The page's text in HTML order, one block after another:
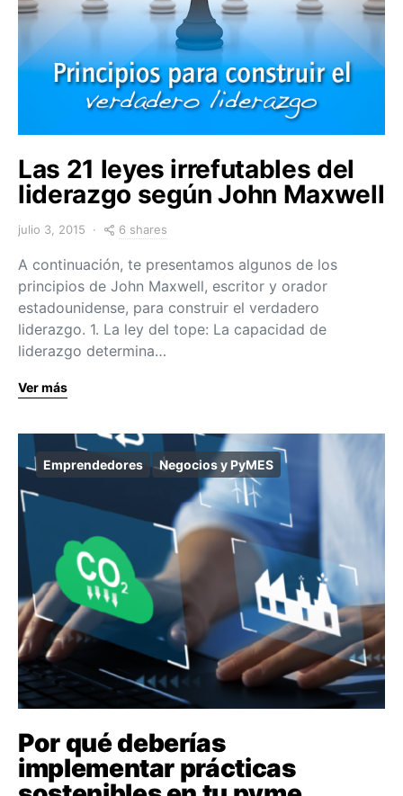
Las 21 leyes irrefutables del
liderazgo según John Maxwell
julio 3, 2015 6 shares
A continuación, te presentamos algunos de los
principios de John Maxwell, escritor y orador
estadounidense, para construir el verdadero
liderazgo. 1. La ley del tope: La capacidad de
liderazgo determina…
Ver más
Emprendedores Negocios y PyMES
Por qué deberías
implementar prácticas